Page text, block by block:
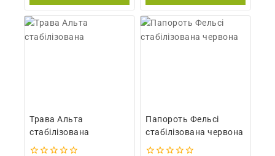
КОШИК
КОШИК
Трава Альта
стабілізована
Папороть Фельсі
стабілізована червона